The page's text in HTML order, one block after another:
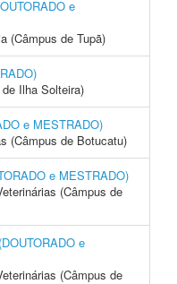
e
(Câmpus de Tupã)
Ilha Solteira)
e MESTRADO)
(Câmpus de Botucatu)
e MESTRADO)
(Câmpus de
e
(Câmpus de